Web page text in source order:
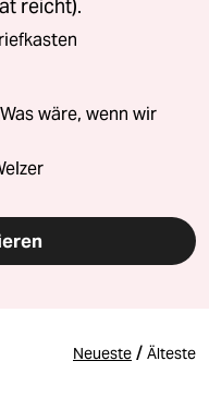
reicht).
wäre, wenn wir
Neueste / Älteste